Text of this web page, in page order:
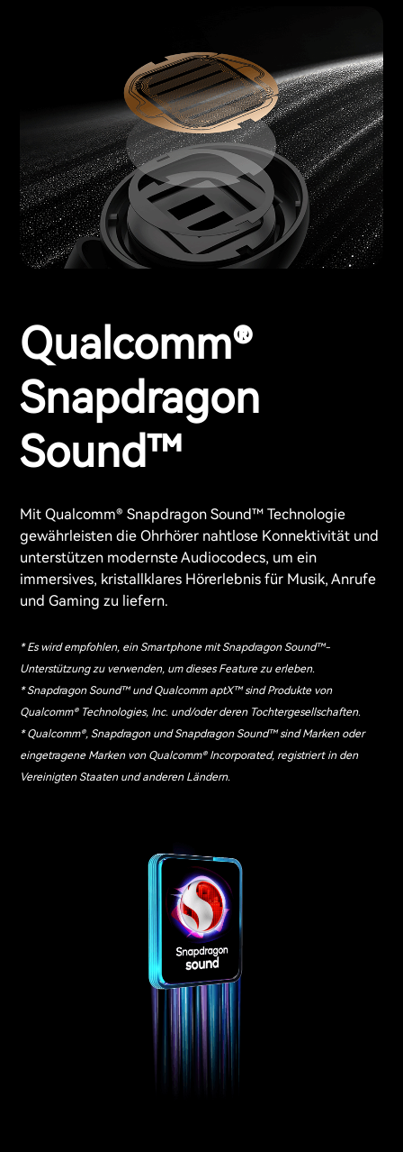
Qualcomm®
Snapdragon
Sound™
Mit Qualcomm® Snapdragon Sound™ Technologie
gewährleisten die Ohrhörer nahtlose Konnektivität und
unterstützen modernste Audiocodecs, um ein
immersives, kristallklares Hörerlebnis für Musik, Anrufe
und Gaming zu liefern.
* Es wird empfohlen, ein Smartphone mit Snapdragon Sound™-
Unterstützung zu verwenden, um dieses Feature zu erleben.
* Snapdragon Sound™ und Qualcomm aptX™ sind Produkte von
Qualcomm® Technologies, Inc. und/oder deren Tochtergesellschaften.
* Qualcomm®, Snapdragon und Snapdragon Sound™ sind Marken oder
eingetragene Marken von Qualcomm® Incorporated, registriert in den
Vereinigten Staaten und anderen Ländern.